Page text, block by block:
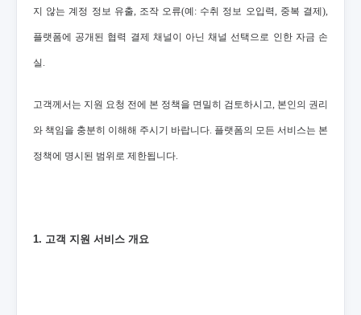
지 않는 계정 정보 유출, 조작 오류(예: 수취 정보 오입력, 중복 결제),
플랫폼에 공개된 협력 결제 채널이 아닌 채널 선택으로 인한 자금 손
실.
고객께서는 지원 요청 전에 본 정책을 면밀히 검토하시고, 본인의 권리
와 책임을 충분히 이해해 주시기 바랍니다. 플랫폼의 모든 서비스는 본
정책에 명시된 범위로 제한됩니다.
1. 고객 지원 서비스 개요